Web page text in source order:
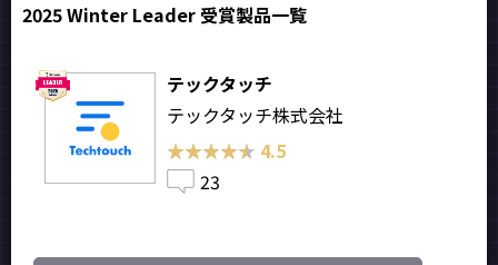
2025 Winter Leader 受賞製品一覧
テックタッチ
テックタッチ株式会社
★★★★★
★★★★★ 4.5
23